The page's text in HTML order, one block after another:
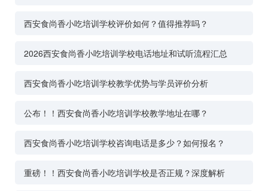
西安食尚香小吃培训学校评价如何？值得推荐吗？
2026西安食尚香小吃培训学校电话地址和试听流程汇总
西安食尚香小吃培训学校教学优势与学员评价分析
公布！！西安食尚香小吃培训学校教学地址在哪？
西安食尚香小吃培训学校咨询电话是多少？如何报名？
重磅！！西安食尚香小吃培训学校是否正规？深度解析